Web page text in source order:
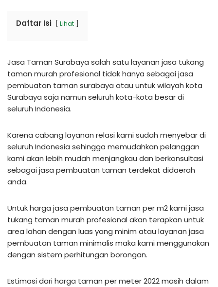
Daftar Isi Lihat
Jasa Taman Surabaya salah satu layanan jasa tukang
taman murah profesional tidak hanya sebagai jasa
pembuatan taman surabaya atau untuk wilayah kota
Surabaya saja namun seluruh kota-kota besar di
seluruh Indonesia.
Karena cabang layanan relasi kami sudah menyebar di
seluruh Indonesia sehingga memudahkan pelanggan
kami akan lebih mudah menjangkau dan berkonsultasi
sebagai jasa pembuatan taman terdekat didaerah
anda.
Untuk harga jasa pembuatan taman per m2 kami jasa
tukang taman murah profesional akan terapkan untuk
area lahan dengan luas yang minim atau layanan jasa
pembuatan taman minimalis maka kami menggunakan
dengan sistem perhitungan borongan.
Estimasi dari harga taman per meter 2022 masih dalam